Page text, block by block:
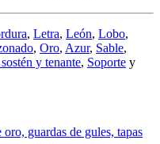
, Letra, León, Lobo,
, Oro, Azur, Sable,
y tenante, Soporte y